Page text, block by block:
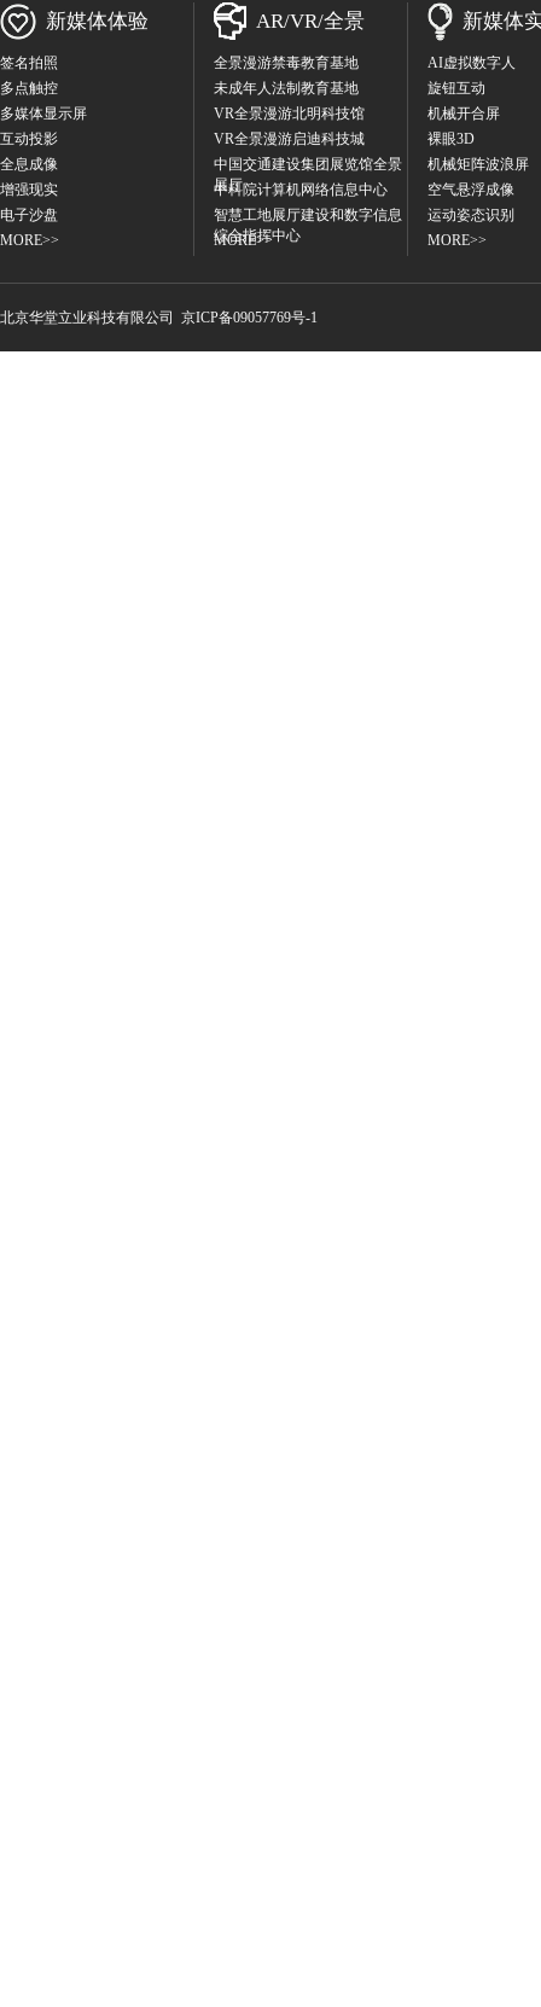
新媒体体验
签名拍照
多点触控
多媒体显示屏
互动投影
全息成像
增强现实
电子沙盘
MORE>>
AR/VR/全景
全景漫游禁毒教育基地
未成年人法制教育基地
VR全景漫游北明科技馆
VR全景漫游启迪科技城
中国交通建设集团展览馆全景
展厅
中科院计算机网络信息中心
智慧工地展厅建设和数字信息
综合指挥中心
MORE>>
新媒体
AI虚拟数字人
旋钮互动
机械开合屏
裸眼3D
机械矩阵波浪屏
空气悬浮成像
运动姿态识别
MORE>>
北京华堂立业科技有限公司 京ICP备09057769号-1